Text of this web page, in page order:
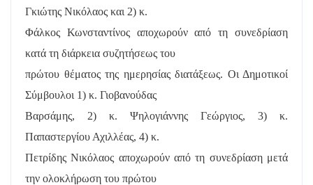
Γκιώτης Νικόλαος και 2) κ.
Φάλκος Κωνσταντίνος αποχωρούν από τη συνεδρίαση
κατά τη διάρκεια συζητήσεως του
πρώτου θέματος της ημερησίας διατάξεως. Οι Δημοτικοί
Σύμβουλοι 1) κ. Γιοβανούδας
Βαρσάμης, 2) κ. Ψηλογιάννης Γεώργιος, 3) κ.
Παπαστεργίου Αχιλλέας, 4) κ.
Πετρίδης Νικόλαος αποχωρούν από τη συνεδρίαση μετά
την ολοκλήρωση του πρώτου